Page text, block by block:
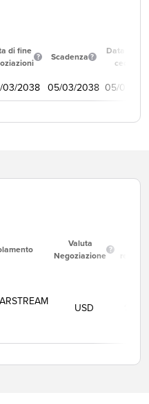
di fine
Scadenza
Data prima
cedola
2038 05/03/2038 05/09/
Valuta
Negoziazione
USD